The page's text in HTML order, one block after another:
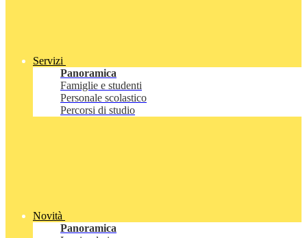
Servizi
Panoramica
Famiglie e studenti
Personale scolastico
Percorsi di studio
Novità
Panoramica